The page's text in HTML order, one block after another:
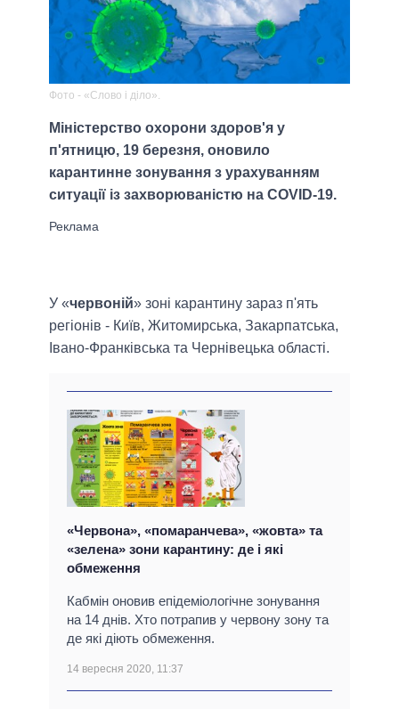
Фото - «Слово і діло».
Міністерство охорони здоров'я у
п'ятницю, 19 березня, оновило
карантинне зонування з урахуванням
ситуації із захворюваністю на COVID-19.
У «червоній» зоні карантину зараз п'ять
регіонів - Київ, Житомирська, Закарпатська,
Івано-Франківська та Чернівецька області.
«Червона», «помаранчева», «жовта» та
«зелена» зони карантину: де і які
обмеження
Кабмін оновив епідеміологічне зонування
на 14 днів. Хто потрапив у червону зону та
де які діють обмеження.
14 вересня 2020, 11:37